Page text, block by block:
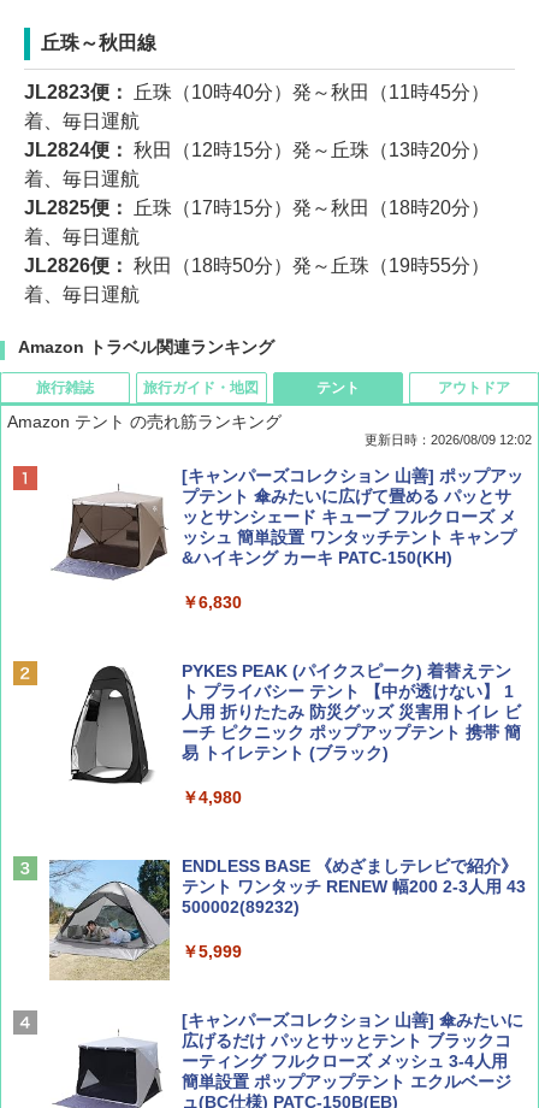
丘珠～秋田線
JL2823便：
丘珠（10時40分）発～秋田（11時45分）
着、毎日運航
JL2824便： 秋田（12時15分）発～丘珠（13時20分）
着、毎日運航
JL2825便：
丘珠（17時15分）発～秋田（18時20分）
着、毎日運航
JL2826便： 秋田（18時50分）発～丘珠（19時55分）
着、毎日運航
Amazon トラベル関連ランキング
旅行雑誌
BE-PAL(ビ-パル) 2026年 9 月号【特別付録:
SOTO ミニマル"旅"財布 ランダム2種】
￥1,500
￥713
AIRLINE（エアライン）2026年9月号【特
集】ボーイング110周年を祝して！
旅行ガイド・地図
地球の歩き方 スター・ウォーズ
￥2,695
￥2,079
球の歩き方A ヨーロッパ
ァキア 2026～2027 地球の歩き方A ヨーロッ
￥2,277
新しい日本地理 地図・統計・移動から読み
テント
Amazon テント の売れ筋ランキング
更新日時：2026/08/09 12:02
[キャンパーズコレクション 山善] ポップアッ
プテント 傘みたいに広げて畳める パッとサ
ッとサンシェード キューブ フルクローズ メ
ッシュ 簡単設置 ワンタッチテント キャンプ
&ハイキング カーキ PATC-150(KH)
￥6,830
PYKES PEAK (パイクスピーク) 着替えテン
ト プライバシー テント 【中が透けない】 1
人用 折りたたみ 防災グッズ 災害用トイレ ビ
ーチ ピクニック ポップアップテント 携帯 簡
易 トイレテント (ブラック)
￥4,980
ENDLESS BASE 《めざましテレビで紹介》
テント ワンタッチ RENEW 幅200 2-3人用 43
500002(89232)
￥5,999
[キャンパーズコレクション 山善] 傘みたいに
広げるだけ パッとサッとテント ブラックコ
ーティング フルクローズ メッシュ 3-4人用
簡単設置 ポップアップテント エクルベージ
ュ(BC仕様) PATC-150B(EB)
アウトドア